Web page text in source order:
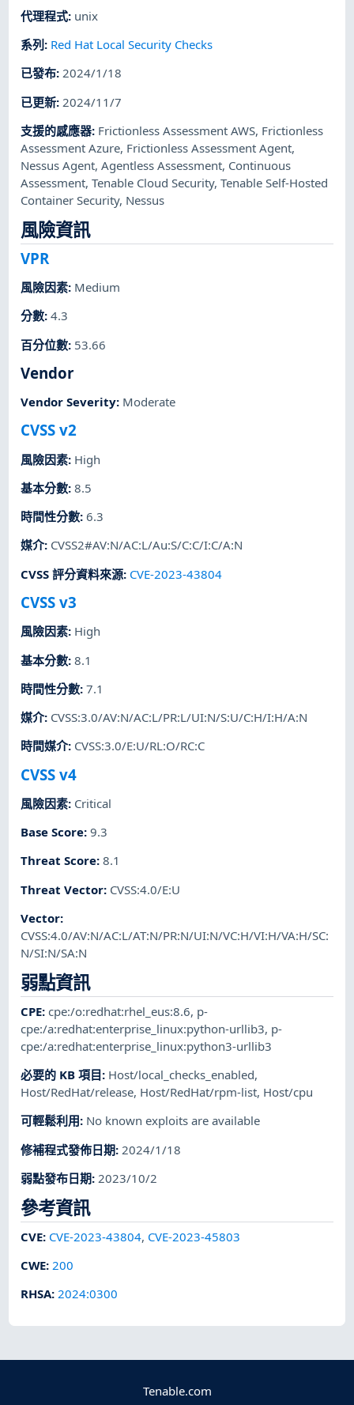
代理程式: unix
系列 : Red Hat Local Security Checks
已發布:2024/1/18
已更新: 2024/11/7
支援的感應器: Frictionless Assessment AWS, Frictionless
Assessment Azure, Frictionless Assessment Agent,
Nessus Agent,Agentless Assessment, Continuous
Assessment,Tenable Cloud Security,Tenable Self-Hosted
Container Security, Nessus
風險資訊
VPR
風險因素: Medium
分數:4.3
百分位數: 53.66
Vendor
Vendor Severity: Moderate
CVSS v2
風險因素: High
基本分數:8.5
時間性分數:6.3
媒介: CVSS2#AV:N/AC:L/Au:S/C:C/I:C/A:N
CVSS 評分資料來源: CVE-2023-43804
CVSS v3
風險因素: High
基本分數:8.1
時間性分數:7.1
媒介: CVSS:3.0/AV:N/AC:L/PR:L/UI:N/S:U/C:H/I:H/A:N
時間媒介: CVSS:3.0/E:U/RL:O/RC:C
CVSS v4
風險因素: Critical
Base Score:9.3
Threat Score:8.1
Threat Vector: CVSS:4.0/E:U
Vector:
CVSS:4.0/AV:N/AC:L/AT:N/PR:N/UI:N/VC:H/VI:H/VA:H/SC:
N/SI:N/SA:N
弱點資訊
CPE:cpe:/o:redhat:rhel_eus:8.6, p-
cpe:/a:redhat:enterprise_linux:python-urllib3, p-
cpe:/a:redhat:enterprise_linux:python3-urllib3
必要的 KB 項目: Host/local_checks_enabled,
Host/RedHat/release, Host/RedHat/rpm-list, Host/cpu
可輕鬆利用: No known exploits are available
修補程式發佈日期: 2024/1/18
弱點發布日期: 2023/10/2
參考資訊
CVE: CVE-2023-43804, CVE-2023-45803
CWE:200
RHSA:2024:0300
Tenable.com